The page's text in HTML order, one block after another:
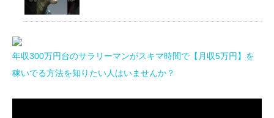
年収300万円台のサラリーマンがスキマ時間で【月収5万円】を
稼いでる方法を知りたい人はいませんか？